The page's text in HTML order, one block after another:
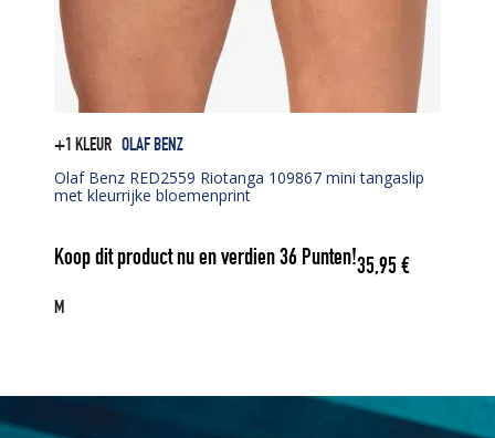
+1 KLEUR OLAF BENZ
Olaf Benz RED2559 Riotanga 109867 mini tangaslip
met kleurrijke bloemenprint
Koop dit product nu en verdien36 Punten!35,95€
M